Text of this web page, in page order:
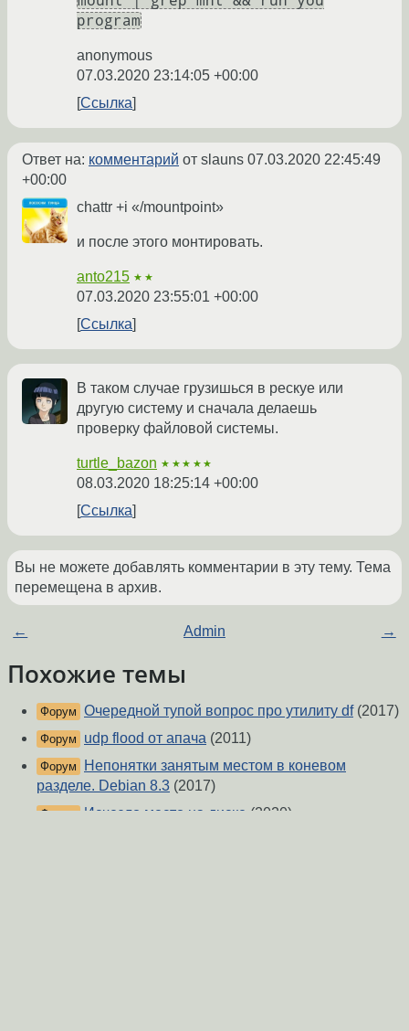
program
anonymous
07.03.2020 23:14:05 +00:00
Ссылка
Ответ на: комментарий от slauns 07.03.2020 22:45:49
+00:00
chattr +i «/mountpoint»
и после этого монтировать.
anto215 ★★
07.03.2020 23:55:01 +00:00
Ссылка
В таком случае грузишься в рескуе или
другую систему и сначала делаешь
проверку файловой системы.
turtle_bazon ★★★★★
08.03.2020 18:25:14 +00:00
Ссылка
Вы не можете добавлять комментарии в эту тему. Тема
перемещена в архив.
← Admin →
Похожие темы
Форум Очередной тупой вопрос про утилиту df(2017)
Форум udp flood от апача (2011)
Форум
Непонятки занятым местом в коневом
разделе. Debian 8.3 (2017)
Форум Исчезло место на диске (2020)